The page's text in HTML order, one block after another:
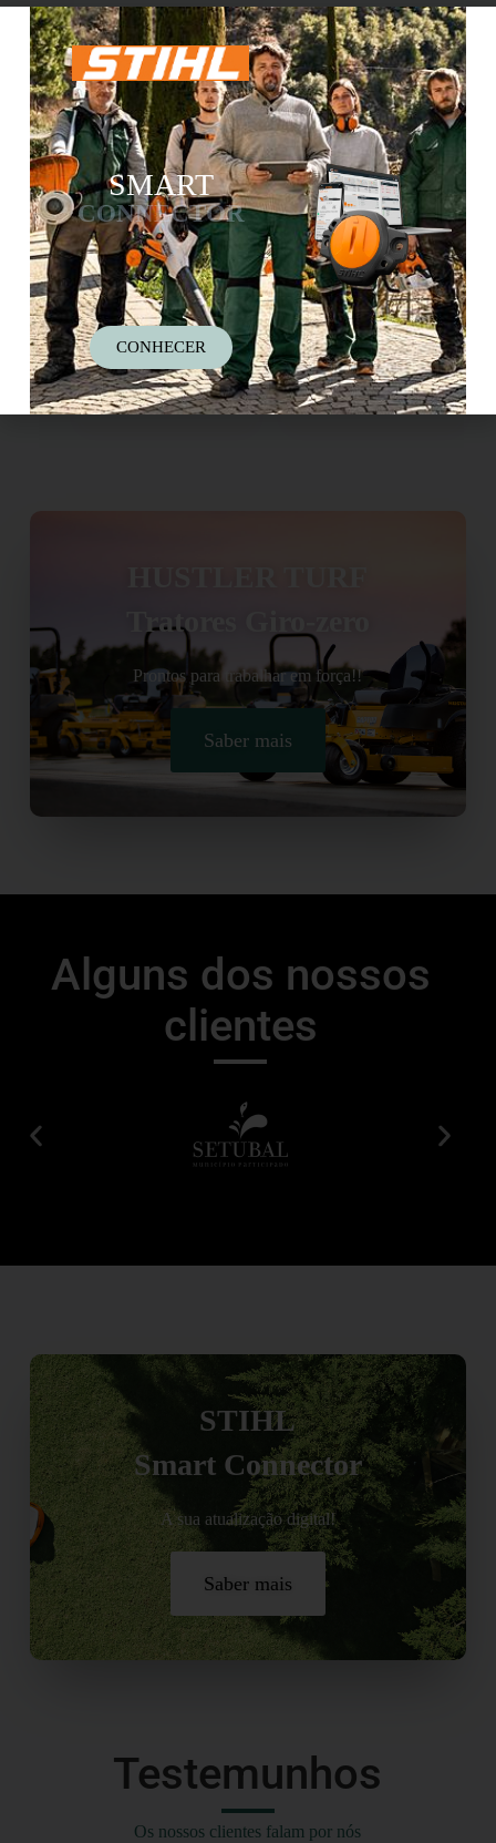
Smart Connector 2 A
39.00€ Adicionar
CTX-10 MINORADOR
PH 5 KGS
16.00€ Adicionar
Tratores Giro-zero
Prontos para trabalhar em força!!
Saber mais
Alguns dos nossos
clientes
STIHL
Smart Connector
A sua atualização digital!
Saber mais
Testemunhos
Os nossos clientes falam por nós
SMART
CONNECTOR
CONHECER